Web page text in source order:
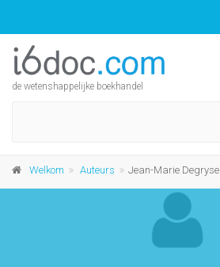
de wetenshappelijke boekhandel
Welkom Auteurs Jean-Marie Degryse